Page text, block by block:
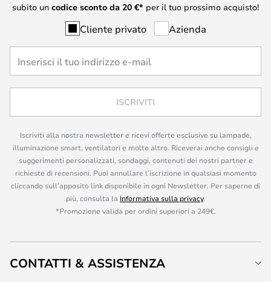
subito un codice sconto da 20 €* per il tuo prossimo acquisto!
Cliente privato Azienda
ISCRIVITI
Iscriviti alla nostra newsletter e ricevi offerte esclusive su lampade,
illuminazione smart, ventilatori e molto altro. Riceverai anche consigli e
suggerimenti personalizzati, sondaggi, contenuti dei nostri partner e
richieste di recensioni. Puoi annullare l’iscrizione in qualsiasi momento
cliccando sull’apposito link disponibile in ogni Newsletter. Per saperne di
più, consulta la Informativa sulla privacy.
*Promozione valida per ordini superiori a 249€.
CONTATTI & ASSISTENZA